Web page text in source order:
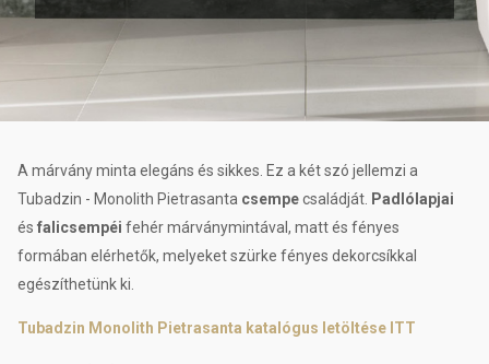
A márvány minta elegáns és sikkes. Ez a két szó jellemzi a
Tubadzin - Monolith Pietrasanta csempecsaládját. Padlólapjai
és falicsempéi fehér márványmintával, matt és fényes
formában elérhetők, melyeket szürke fényes dekorcsíkkal
egészíthetünk ki.
Tubadzin Monolith Pietrasanta katalógus letöltése ITT